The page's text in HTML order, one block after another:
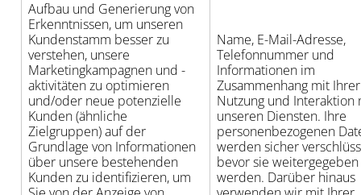
Aufbau und Generierung von
Erkenntnissen, um unseren
Kundenstamm besser zu
verstehen, unsere
Marketingkampagnen und -
aktivitäten zu optimieren
und/oder neue potenzielle
Kunden (ähnliche
Zielgruppen) auf der
Grundlage von Informationen
über unsere bestehenden
Kunden zu identifizieren, um
Name, E-Mail-Adresse,
Telefonnummer und
Informationen im
Zusammenhang mit Ihrer
Nutzung und Interaktion
unseren Diensten. Ihre
personenbezogenen
werden sicher
bevor sie weitergegeben
werden. Darüber hinaus